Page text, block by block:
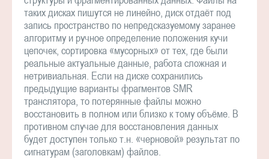
таких дисках пишутся не линейно, диск отдаёт под
запись пространство по непредсказуемому заранее
алгоритму и ручное определение положения кучи
цепочек, сортировка «мусорных» от тех, где были
реальные актуальные данные, работа сложная и
нетривиальная. Если на диске сохранились
предыдущие варианты фрагментов SMR
транслятора, то потерянные файлы можно
восстановить в полном или близко к тому объёме. В
противном случае для восстановления данных
будет доступен только т.н. «черновой» результат по
сигнатурам (заголовкам) файлов.